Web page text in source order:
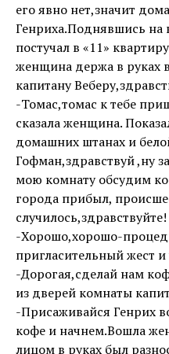
его явно нет,значит
Генриха.Поднявшись на
постучал в «11»
женщина держа в руках
капитану
-Томас,томас к тебе
сказала женщина.
домашних штанах и
Гофман,здравствуй ,ну
мою комнату обсудим
города прибыл,
-Хорошо,хорошо-
пригласительный жест
-Дорогая,сделай нам
из дверей комнаты
-Присаживайся Генрих
кофе и начнем.Вошла
лицом в руках был